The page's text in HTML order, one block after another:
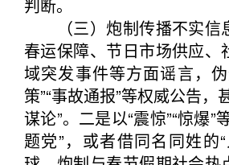
判断。
（三）炮制传播不实信
春运保障、节日市场供应、
域突发事件等方面谣言，
策”“事故通报”等权威公告，
谋论”。二是以“震惊”“惊爆”
题党”，或者借同名同姓的